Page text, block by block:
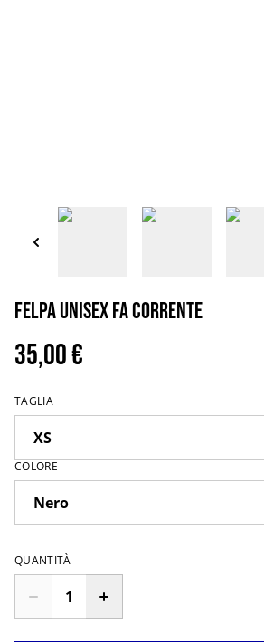
Felpa unisex fa corrente
35,00 €
TAGLIA
COLORE
QUANTITÀ